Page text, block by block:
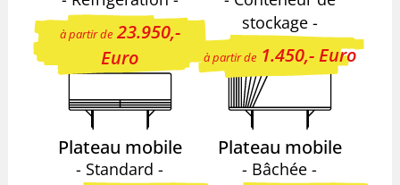
à partir de23.950,-
Euro
stockage -
à partir de1.450,- Euro
Plateau mobile
- Standard -
Plateau mobile
- Bâchée -